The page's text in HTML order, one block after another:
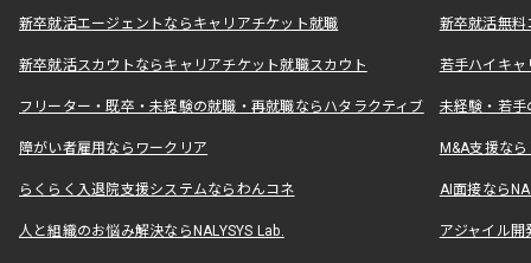
新卒就活エージェントならキャリアチケット就職 新卒就活無料
新卒就活スカウトならキャリアチケット就職スカウト 若手ハイキ
フリーター・既卒・未経験の就職・再就職ならハタラクティブ 未経験・若手
障がい者雇用ならワークリア M&A支援な
らくらく入退院支援システムならわんコネ AI面接なら
人と組織のお悩み解決ならNALYSYS Lab. アジャイル